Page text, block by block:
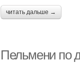
читать дальше →
Пельмени по